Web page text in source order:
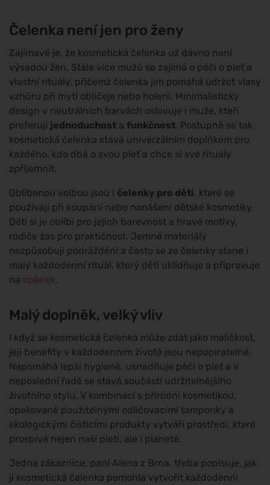
Čelenka není jen pro ženy
Zajímavé je, že kosmetická čelenka už dávno není
výsadou žen. Stále více mužů se zajímá o péči o pleť a
vlastní rituály, přičemž čelenka jim pomáhá udržet vlasy
vzhůru při mytí obličeje nebo holení. Minimalistický
design v neutrálních barvách oslovuje i muže, kteří
preferují jednoduchost a funkčnost. Postupně se tak
kosmetická čelenka stává univerzálním doplňkem pro
každého, kdo dbá o svou pleť a chce si své rituály
zpříjemnit.
Oblíbenou volbou jsou i čelenky pro děti, které se
používají při koupání nebo nanášení dětské kosmetiky.
Děti si je oblíbí pro jejich barevnost a hravé motivy,
rodiče zas pro praktičnost. Jemné materiály
nezpůsobují podráždění a často se ze čelenky stane i
malý každodenní rituál, který děti uklidňuje a připravuje
na spánek.
Malý doplněk, velký vliv
I když se kosmetická čelenka může zdát jako maličkost,
její benefity v každodenním životě jsou nepopiratelné.
Napomáhá lepší hygieně, usnadňuje péči o pleť a v
neposlední řadě se stává součástí udržitelnějšího
životního stylu. V kombinaci s přírodní kosmetikou,
opakovaně použitelnými odličovacími tamponky a
ekologickými čisticími produkty vytváří prostředí, které
prospívá nejen naší pleti, ale i planetě.
Jedna zákaznice, paní Alena z Brna, třeba popisuje, jak
jí kosmetická čelenka pomohla vytvořit každodenní